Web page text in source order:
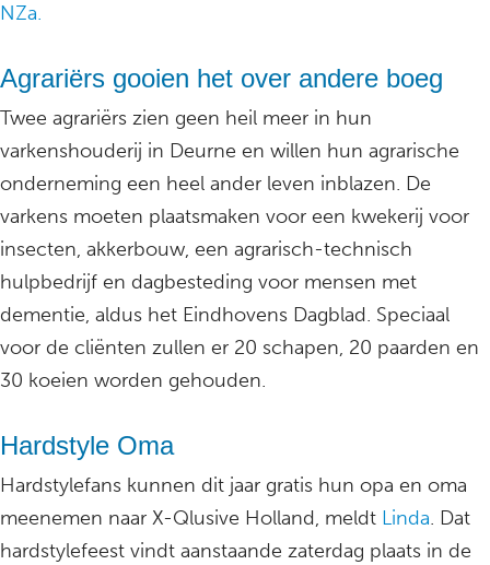
NZa.
Agrariërs gooien het over andere boeg
Twee agrariërs zien geen heil meer in hun
varkenshouderij in Deurne en willen hun agrarische
onderneming een heel ander leven inblazen. De
varkens moeten plaatsmaken voor een kwekerij voor
insecten, akkerbouw, een agrarisch-technisch
hulpbedrijf en dagbesteding voor mensen met
dementie, aldus het Eindhovens Dagblad. Speciaal
voor de cliënten zullen er 20 schapen, 20 paarden en
30 koeien worden gehouden.
Hardstyle Oma
Hardstylefans kunnen dit jaar gratis hun opa en oma
meenemen naar X-Qlusive Holland, meldt Linda. Dat
hardstylefeest vindt aanstaande zaterdag plaats in de